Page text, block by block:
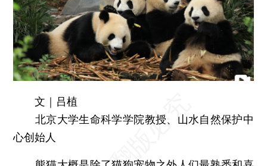
文｜吕植
北京大学生命科学学院教授、山水自然保护中
心创始人